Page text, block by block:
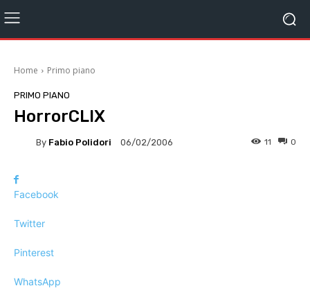
Home Primo piano
PRIMO PIANO
HorrorCLIX
By Fabio Polidori 06/02/2006 0
11
Facebook
Twitter
Pinterest
WhatsApp